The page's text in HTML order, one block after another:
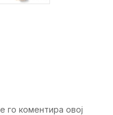
го коментира овој